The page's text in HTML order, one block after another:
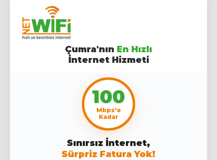
Çumra'nın En Hızlı
İnternet Hizmeti
100
Mbps'e
Kadar
Sınırsız İnternet,
Sürpriz Fatura Yok!